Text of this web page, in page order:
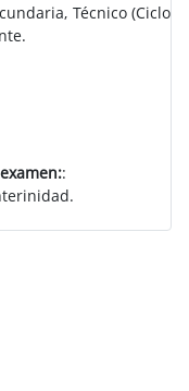
Técnico (Ciclo
: